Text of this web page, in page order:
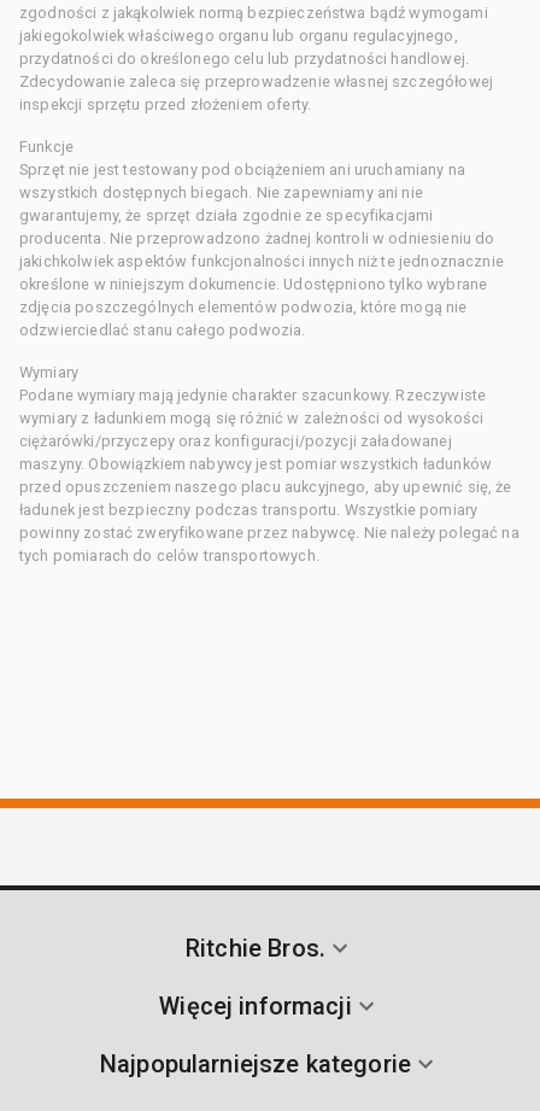
zgodności z jakąkolwiek normą bezpieczeństwa bądź wymogami
jakiegokolwiek właściwego organu lub organu regulacyjnego,
przydatności do określonego celu lub przydatności handlowej.
Zdecydowanie zaleca się przeprowadzenie własnej szczegółowej
inspekcji sprzętu przed złożeniem oferty.
Funkcje
Sprzęt nie jest testowany pod obciążeniem ani uruchamiany na
wszystkich dostępnych biegach. Nie zapewniamy ani nie
gwarantujemy, że sprzęt działa zgodnie ze specyfikacjami
producenta. Nie przeprowadzono żadnej kontroli w odniesieniu do
jakichkolwiek aspektów funkcjonalności innych niż te jednoznacznie
określone w niniejszym dokumencie. Udostępniono tylko wybrane
zdjęcia poszczególnych elementów podwozia, które mogą nie
odzwierciedlać stanu całego podwozia.
Wymiary
Podane wymiary mają jedynie charakter szacunkowy. Rzeczywiste
wymiary z ładunkiem mogą się różnić w zależności od wysokości
ciężarówki/przyczepy oraz konfiguracji/pozycji załadowanej
maszyny. Obowiązkiem nabywcy jest pomiar wszystkich ładunków
przed opuszczeniem naszego placu aukcyjnego, aby upewnić się, że
ładunek jest bezpieczny podczas transportu. Wszystkie pomiary
powinny zostać zweryfikowane przez nabywcę. Nie należy polegać na
tych pomiarach do celów transportowych.
Ritchie Bros.
Więcej informacji
Najpopularniejsze kategorie